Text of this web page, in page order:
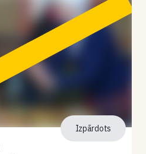
Izpārdots